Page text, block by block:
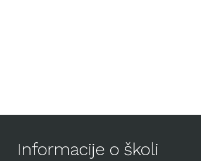
Informacije o školi